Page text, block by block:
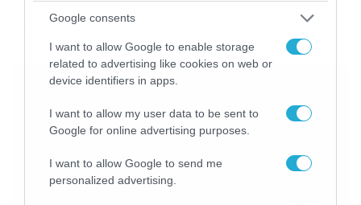
Google consents
I want to allow Google to enable storage
related to advertising like cookies on web or
device identifiers in apps.
I want to allow my user data to be sent to
Google for online advertising purposes.
I want to allow Google to send me
personalized advertising.
εναέρια μέσα